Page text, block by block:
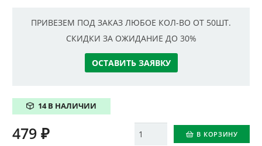
ПРИВЕЗЕМ ПОД ЗАКАЗ ЛЮБОЕ КОЛ-ВО ОТ 50ШТ.
СКИДКИ ЗА ОЖИДАНИЕ ДО 30%
ОСТАВИТЬ ЗАЯВКУ
14 В НАЛИЧИИ
Количество В КОРЗИНУ
479 ₽